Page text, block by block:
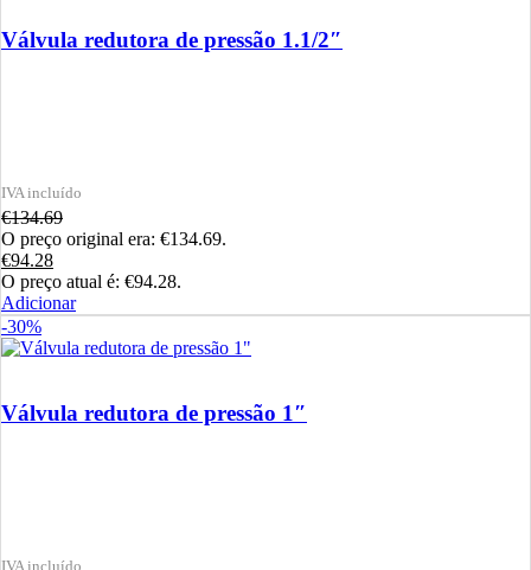
Válvula redutora de pressão 1.1/2″
€134.69
O preço original era: €134.69.
€94.28
O preço atual é: €94.28.
Adicionar
-30%
Válvula redutora de pressão 1″